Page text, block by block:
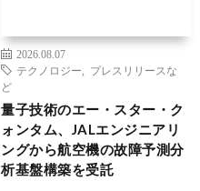
2026.08.07
テクノロジー
プレスリリースな
ど
量子技術のエー・スター・ク
ォンタム、JALエンジニアリ
ングから航空機の故障予測分
析基盤構築を受託